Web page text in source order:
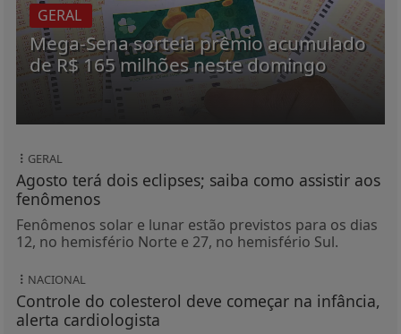
GERAL
Mega-Sena sorteia prêmio acumulado
de R$ 165 milhões neste domingo
GERAL
Agosto terá dois eclipses; saiba como assistir aos
fenômenos
Fenômenos solar e lunar estão previstos para os dias
12, no hemisfério Norte e 27, no hemisfério Sul.
NACIONAL
Controle do colesterol deve começar na infância,
alerta cardiologista